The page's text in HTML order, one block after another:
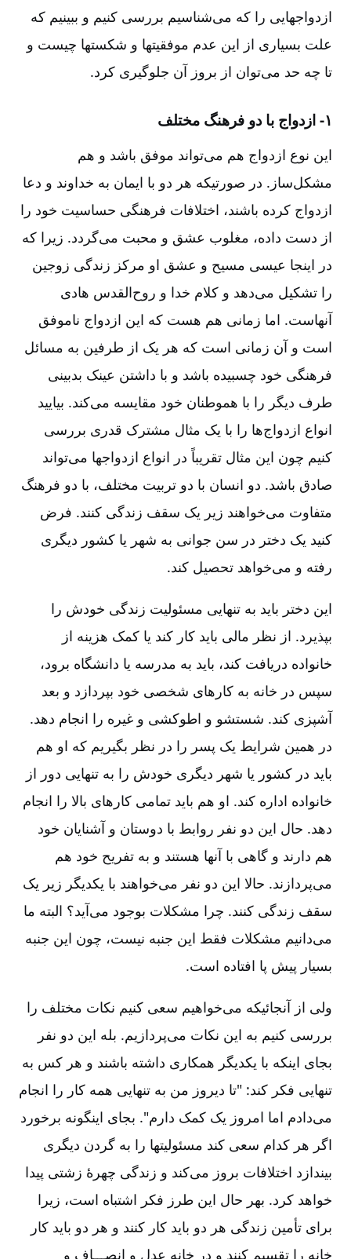
ازدواجهایی را که می‌شناسیم بررسی کنیم و ببینیم که
علت بسیاری از این عدم موفقیتها و شکستها چیست و
تا چه حد می‌توان از بروز آن جلوگیری کرد.
۱- ازدواج با دو فرهنگ مختلف‌
این نوع ازدواج هم می‌تواند موفق باشد و هم
مشکل‌ساز. در صورتیکه هر دو با ایمان به خداوند و دعا
ازدواج کرده باشند، اختلافات فرهنگی حساسیت خود را
از دست داده‌، مغلوب عشق و محبت می‌گردد. زیرا که
در اینجا عیسی مسیح و عشق او مرکز زندگی زوجین
را تشکیل می‌دهد و کلام خدا و روح‌القدس هادی
آنهاست‌. اما زمانی هم هست که این ازدواج ناموفق
است و آن زمانی است که هر یک از طرفین به مسائل
فرهنگی خود چسبیده باشد و با داشتن عینک بدبینی
طرف دیگر را با هموطنان خود مقایسه می‌کند. بیایید
انواع ازدواج‌ها را با یک مثال مشترک قدری بررسی
کنیم چون این مثال تقریباً در انواع ازدواجها می‌تواند
صادق باشد. دو انسان با دو تربیت مختلف‌، با دو فرهنگ
متفاوت می‌خواهند زیر یک سقف زندگی کنند. فرض
کنید یک دختر در سن جوانی به شهر یا کشور دیگری
رفته و می‌خواهد تحصیل کند.
این دختر باید به تنهایی مسئولیت زندگی خودش را
بپذیرد. از نظر مالی باید کار کند یا کمک هزینه از
خانواده دریافت کند، باید به مدرسه یا دانشگاه برود،
سپس در خانه به کارهای شخصی خود بپردازد و بعد
آشپزی کند. شستشو و اطوکشی و غیره را انجام دهد.
در همین شرایط یک پسر را در نظر بگیریم که او هم
باید در کشور یا شهر دیگری خودش را به تنهایی دور از
خانواده اداره کند. او هم باید تمامی کارهای بالا را انجام
دهد. حال این دو نفر روابط با دوستان و آشنایان خود
هم دارند و گاهی با آنها هستند و به تفریح خود هم
می‌پردازند. حالا این دو نفر می‌خواهند با یکدیگر زیر یک
سقف زندگی کنند. چرا مشکلات بوجود می‌آید؟ البته ما
می‌دانیم مشکلات فقط این جنبه نیست‌، چون این جنبه
بسیار پیش پا افتاده است‌.
ولی از آنجائیکه می‌خواهیم سعی کنیم نکات مختلف را
بررسی کنیم به این نکات می‌پردازیم‌. بله این دو نفر
بجای اینکه با یکدیگر همکاری داشته باشند و هر کس به
تنهایی فکر کند: "تا دیروز من به تنهایی همه کار را انجام
می‌دادم اما امروز یک کمک دارم‌". بجای اینگونه برخورد
اگر هر کدام سعی کند مسئولیتها را به گردن دیگری
بیندازد اختلافات بروز می‌کند و زندگی چهرۀ زشتی پیدا
خواهد کرد. بهر حال این طرز فکر اشتباه است‌، زیرا
برای تأمین زندگی هر دو باید کار کنند و هر دو باید کار
خانه را تقسیم کنند و در خانه عدل و انصـــاف و